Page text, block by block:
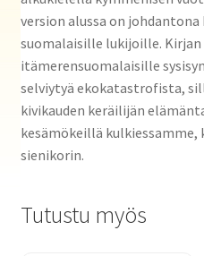
version alussa on
suomalaisille lukijoille. Kirjan
itämerensuomalaisille
selviytyä ekokatastrofista,
kivikauden keräilijän
kesämökeillä kulkiessamme,
sienikorin.
Tutustu myös